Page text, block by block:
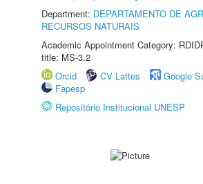
Department: DEPARTAMENTO DE
RECURSOS NATURAIS
Academic Appointment Category:
title: MS-3.2
Orcid
CV Lattes
Google
Fapesp
Repositório Institucional UNESP